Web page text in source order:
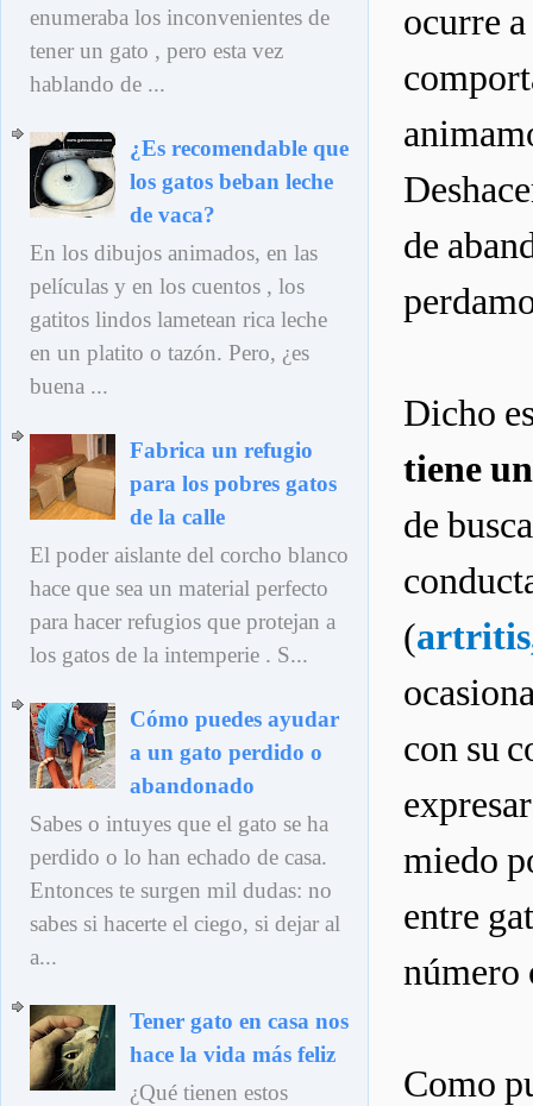
ocurre
de
Dicho
tiene
de
(
con su
miedo
entre
número
Como
enumeraba los inconvenientes de
tener un gato , pero esta vez
hablando de ...
¿Es recomendable que
los gatos beban leche
de vaca?
En los dibujos animados, en las
películas y en los cuentos , los
gatitos lindos lametean rica leche
en un platito o tazón. Pero, ¿es
buena ...
Fabrica un refugio
para los pobres gatos
de la calle
El poder aislante del corcho blanco
hace que sea un material perfecto
para hacer refugios que protejan a
los gatos de la intemperie . S...
Cómo puedes ayudar
a un gato perdido o
abandonado
Sabes o intuyes que el gato se ha
perdido o lo han echado de casa.
Entonces te surgen mil dudas: no
sabes si hacerte el ciego, si dejar al
a...
Tener gato en casa nos
hace la vida más feliz
¿Qué tienen estos